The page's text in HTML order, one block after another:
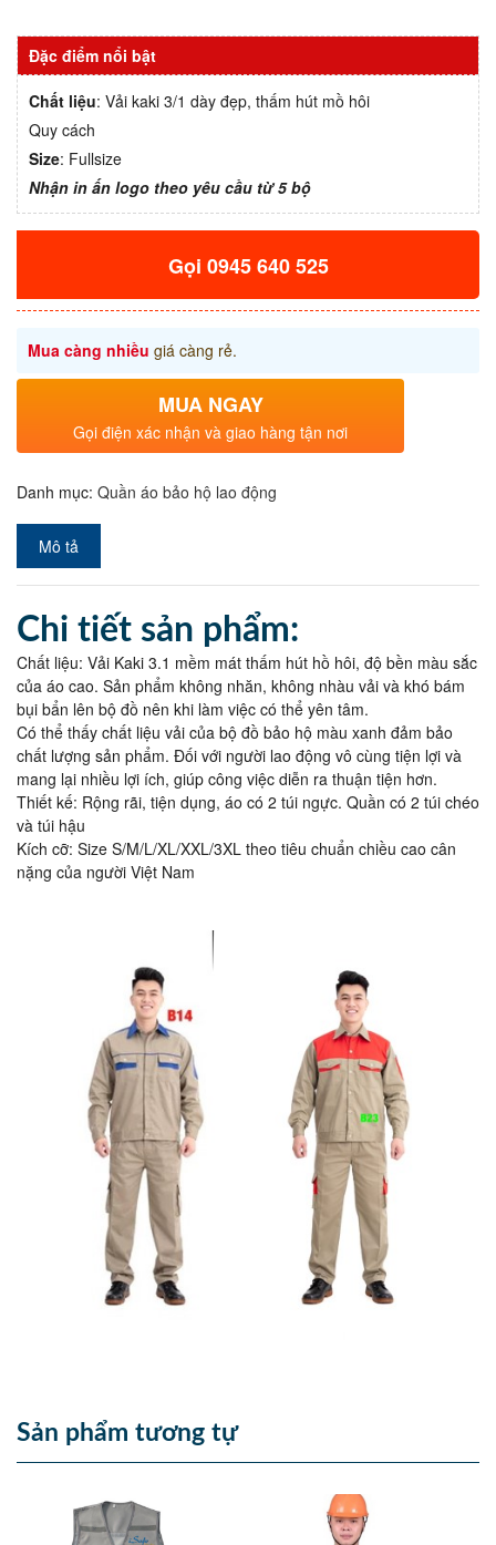
hộ
lao
động
vải
kaki
3/1
dày
đẹp
số
Đặc điểm nổi bật
Chất liệu: Vải kaki 3/1 dày đẹp, thấm hút mồ hôi
Quy cách
Size: Fullsize
Nhận in ấn logo theo yêu cầu từ 5 bộ
Gọi 0945 640 525
Mua càng nhiều giá càng rẻ.
MUA NGAY
Gọi điện xác nhận và giao hàng tận nơi
Danh mục: Quần áo bảo hộ lao động
Mô tả
Chi tiết sản phẩm:
Chất liệu: Vải Kaki 3.1 mềm mát thấm hút hồ hôi, độ bền màu sắc
của áo cao. Sản phẩm không nhăn, không nhàu vải và khó bám
bụi bẩn lên bộ đồ nên khi làm việc có thể yên tâm.
Có thể thấy chất liệu vải của bộ đồ bảo hộ màu xanh đảm bảo
chất lượng sản phẩm. Đối với người lao động vô cùng tiện lợi và
mang lại nhiều lợi ích, giúp công việc diễn ra thuận tiện hơn.
Thiết kế: Rộng rãi, tiện dụng, áo có 2 túi ngực. Quần có 2 túi chéo
và túi hậu
Kích cỡ: Size S/M/L/XL/XXL/3XL theo tiêu chuẩn chiều cao cân
nặng của người Việt Nam
Sản phẩm tương tự